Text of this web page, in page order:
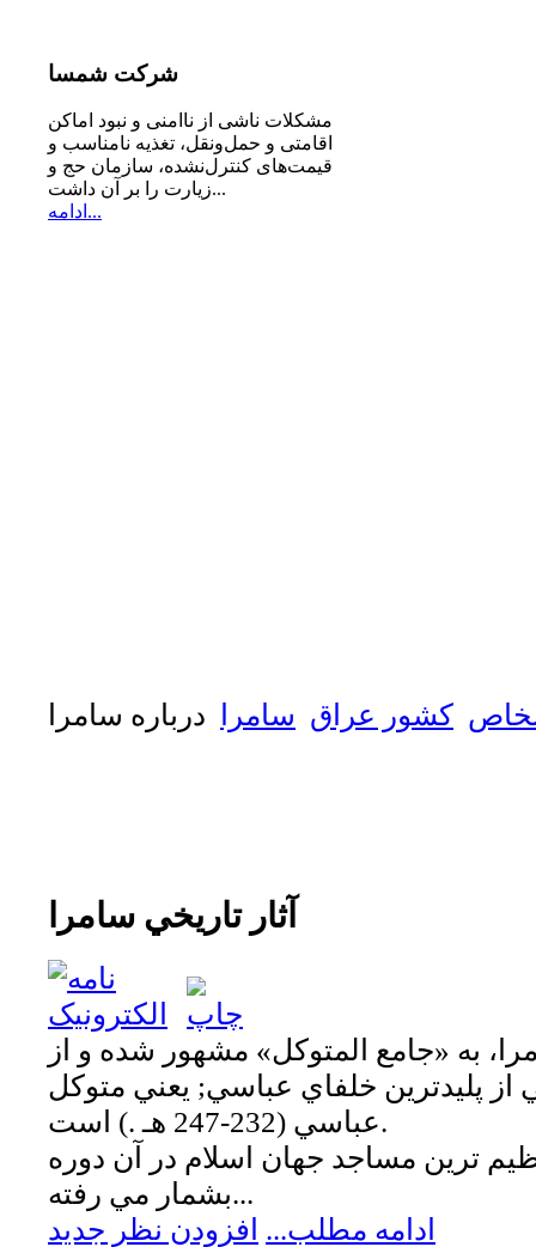
شرکت شمسا
مشكلات ناشی از ناامنی و نبود اماكن
اقامتی و حمل‌ونقل، تغذیه‌ نامناسب و
قیمت‌های كنترل‌نشده، سازمان حج و
زیارت را بر آن داشت...
ادامه...
كشور عراق سامرا درباره سامرا
آثار تاريخي سامرا
به «جامع المتوکل» مشهور شده و از
از پليدترين خلفاي عباسي; يعني متوکل
عباسي (232-247 هـ .) است.
ترين مساجد جهان اسلام در آن دوره
بشمار مي رفته...
ادامه مطلب... افزودن نظر جدید